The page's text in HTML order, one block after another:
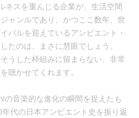
ネスを重んじる企業が、生活空間
ャンルであり、かつここ数年、世
バルを迎えているアンビエント・
たのは、まさに慧眼でしょう。
うした枠組みに留まらない、非常
聴かせてくれます。
の音楽的な進化の瞬間を捉えたも
代の日本アンビエント史を振り返